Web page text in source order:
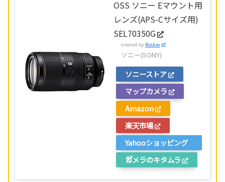
OSS ソニー Eマウント用
レンズ(APS-Cサイズ用)
SEL70350G
created by Rinker
ソニー(SONY)
ソニーストア
マップカメラ
Amazon
楽天市場
Yahooショッピング
カメラのキタムラ